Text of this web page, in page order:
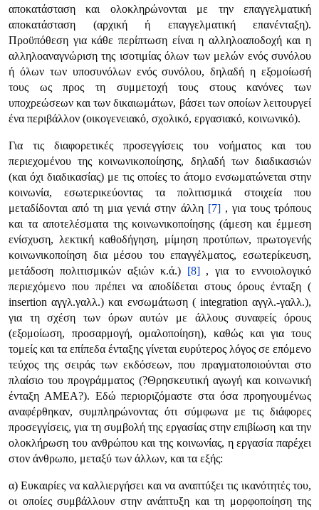
αποκατάσταση και ολοκληρώνονται με την επαγγελματική
αποκατάσταση (αρχική ή επαγγελματική επανένταξη).
Προϋπόθεση για κάθε περίπτωση είναι η αλληλοαποδοχή και η
αλληλοαναγνώριση της ισοτιμίας όλων των μελών ενός συνόλου
ή όλων των υποσυνόλων ενός συνόλου, δηλαδή η εξομοίωσή
τους ως προς τη συμμετοχή τους στους κανόνες των
υποχρεώσεων και των δικαιωμάτων, βάσει των οποίων λειτουργεί
ένα περιβάλλον (οικογενειακό, σχολικό, εργασιακό, κοινωνικό).
Για τις διαφορετικές προσεγγίσεις του νοήματος και του
περιεχομένου της κοινωνικοποίησης, δηλαδή των διαδικασιών
(και όχι διαδικασίας) με τις οποίες το άτομο ενσωματώνεται στην
κοινωνία, εσωτερικεύοντας τα πολιτισμικά στοιχεία που
μεταδίδονται από τη μια γενιά στην άλλη [7] , για τους τρόπους
και τα αποτελέσματα της κοινωνικοποίησης (άμεση και έμμεση
ενίσχυση, λεκτική καθοδήγηση, μίμηση προτύπων, πρωτογενής
κοινωνικοποίηση δια μέσου του επαγγέλματος, εσωτερίκευση,
μετάδοση πολιτισμικών αξιών κ.ά.) [8] , για το εννοιολογικό
περιεχόμενο που πρέπει να αποδίδεται στους όρους ένταξη (
insertion αγγλ.γαλλ.) και ενσωμάτωση ( integration αγγλ.-γαλλ.),
για τη σχέση των όρων αυτών με άλλους συναφείς όρους
(εξομοίωση, προσαρμογή, ομαλοποίηση), καθώς και για τους
τομείς και τα επίπεδα ένταξης γίνεται ευρύτερος λόγος σε επόμενο
τεύχος της σειράς των εκδόσεων, που πραγματοποιούνται στο
πλαίσιο του προγράμματος (?Θρησκευτική αγωγή και κοινωνική
ένταξη ΑΜΕΑ?). Εδώ περιοριζόμαστε στα όσα προηγουμένως
αναφέρθηκαν, συμπληρώνοντας ότι σύμφωνα με τις διάφορες
προσεγγίσεις, για τη συμβολή της εργασίας στην επιβίωση και την
ολοκλήρωση του ανθρώπου και της κοινωνίας, η εργασία παρέχει
στον άνθρωπο, μεταξύ των άλλων, και τα εξής:
α) Ευκαιρίες να καλλιεργήσει και να αναπτύξει τις ικανότητές του,
οι οποίες συμβάλλουν στην ανάπτυξη και τη μορφοποίηση της